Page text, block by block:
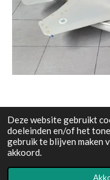
Deze website gebruikt
doeleinden en/of het
gebruik te blijven maken
akkoord.
© All the pictures on this